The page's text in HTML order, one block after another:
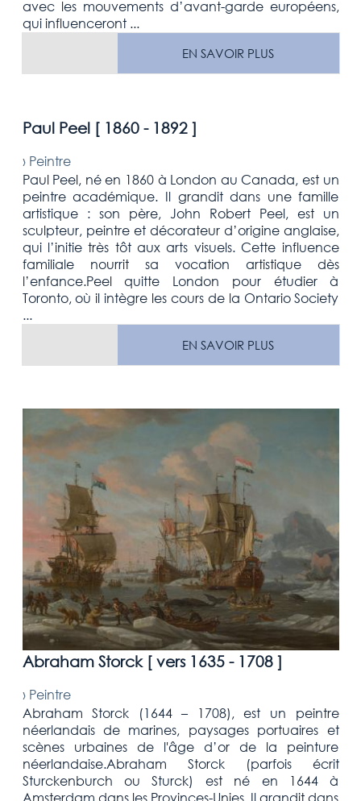
avec les mouvements d’avant-garde européens,
qui influenceront ...
EN SAVOIR PLUS
Paul Peel [ 1860 - 1892]
› Peintre
Paul Peel, né en 1860 à London au Canada, est un
peintre académique. Il grandit dans une famille
artistique : son père, John Robert Peel, est un
sculpteur, peintre et décorateur d’origine anglaise,
qui l’initie très tôt aux arts visuels. Cette influence
familiale nourrit sa vocation artistique dès
l’enfance.Peel quitte London pour étudier à
Toronto, où il intègre les cours de la Ontario Society
...
EN SAVOIR PLUS
Abraham Storck [ vers 1635 - 1708]
› Peintre
Abraham Storck (1644 – 1708), est un peintre
néerlandais de marines, paysages portuaires et
scènes urbaines de l'âge d’or de la peinture
néerlandaise.Abraham Storck (parfois écrit
Sturckenburch ou Sturck) est né en 1644 à
Amsterdam dans les Provinces-Unies. Il grandit dans